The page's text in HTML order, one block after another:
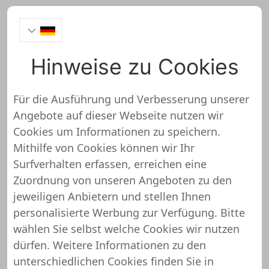
Ralf Moll Online-Fasten
Onlineshop Test
Ralf Moll Online-Fasten wurde noch
nicht überprüft und getestet
Über diesen Shop oder Webseite liegen uns noch
keine detaillierten Informationen vor. Das
bedeutet, dass Ralf Moll Online-Fasten von
Hinweise zu Cookies
Für die Ausführung und Verbesserung unserer
Angebote auf dieser Webseite nutzen wir
Cookies um Informationen zu speichern.
Mithilfe von Cookies können wir Ihr
Surfverhalten erfassen, erreichen eine
Zuordnung von unseren Angeboten zu den
jeweiligen Anbietern und stellen Ihnen
personalisierte Werbung zur Verfügung. Bitte
wählen Sie selbst welche Cookies wir nutzen
dürfen. Weitere Informationen zu den
unterschiedlichen Cookies finden Sie in